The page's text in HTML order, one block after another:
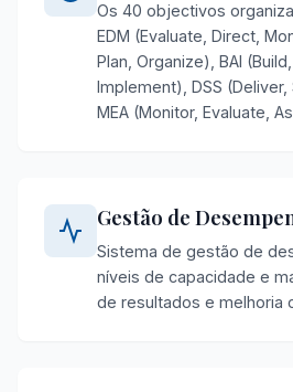
Os 40 objectivos
EDM (Evaluate, Direct,
Plan, Organize), BAI
Implement), DSS (Deliver,
MEA (Monitor, Evaluate,
Gestão de
Sistema de gestão de
níveis de capacidade e
de resultados e melhoria